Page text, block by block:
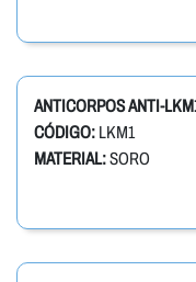
ANTICORPOS ANTI-
CÓDIGO: LKM1
MATERIAL:SORO